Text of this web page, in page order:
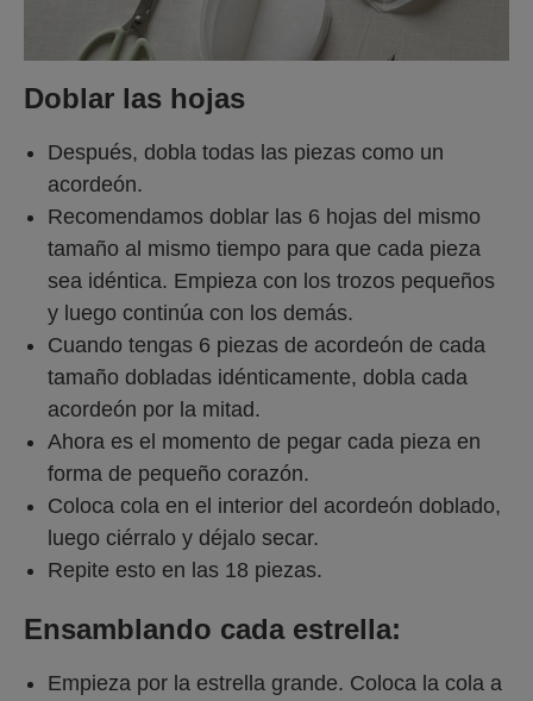
Doblar las hojas
Después, dobla todas las piezas como un
acordeón.
Recomendamos doblar las 6 hojas del mismo
tamaño al mismo tiempo para que cada pieza
sea idéntica. Empieza con los trozos pequeños
y luego continúa con los demás.
Cuando tengas 6 piezas de acordeón de cada
tamaño dobladas idénticamente, dobla cada
acordeón por la mitad.
Ahora es el momento de pegar cada pieza en
forma de pequeño corazón.
Coloca cola en el interior del acordeón doblado,
luego ciérralo y déjalo secar.
Repite esto en las 18 piezas.
Ensamblando cada estrella:
Empieza por la estrella grande. Coloca la cola a